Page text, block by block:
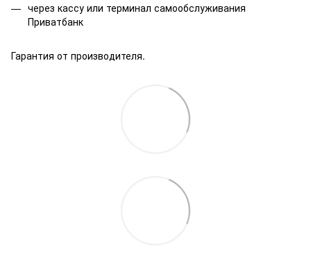
через кассу или терминал самообслуживания
Приватбанк
Гарантия от производителя.